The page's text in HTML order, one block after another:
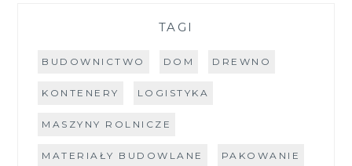
TAGI
BUDOWNICTWO DOM DREWNO
KONTENERY LOGISTYKA
MASZYNY ROLNICZE
MATERIAŁY BUDOWLANE PAKOWANIE